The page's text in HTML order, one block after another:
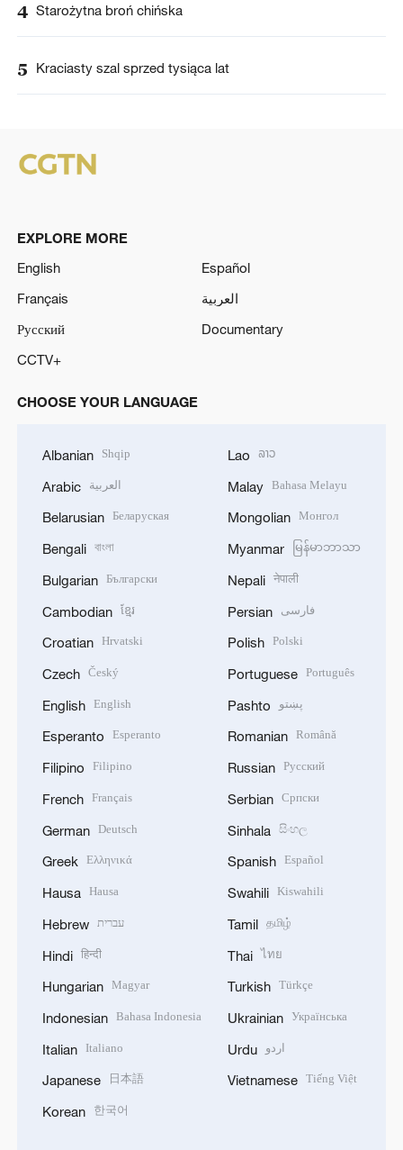
4 Starożytna broń chińska
5 Kraciasty szal sprzed tysiąca lat
EXPLORE MORE
English
Español
Français
العربية
Русский
Documentary
CCTV+
CHOOSE YOUR LANGUAGE
Albanian Shqip
Arabic العربية
Belarusian Беларуская
Bengali বাংলা
Bulgarian Български
Cambodian ខ្មែរ
Croatian Hrvatski
Czech Český
English English
Esperanto Esperanto
Filipino Filipino
French Français
German Deutsch
Greek Ελληνικά
Hausa Hausa
Hebrew עברית
Hindi हिन्दी
Hungarian Magyar
Indonesian Bahasa Indonesia
Italian Italiano
Japanese 日本語
Korean 한국어
Lao ລາວ
Malay Bahasa Melayu
Mongolian Монгол
Myanmar မြန်မာဘာသာ
Nepali नेपाली
Persian فارسی
Polish Polski
Portuguese Português
Pashto پښتو
Romanian Română
Russian Русский
Serbian Српски
Sinhala සිංහල
Spanish Español
Swahili Kiswahili
Tamil தமிழ்
Thai ไทย
Turkish Türkçe
Ukrainian Українська
Urdu اردو
Vietnamese Tiếng Việt